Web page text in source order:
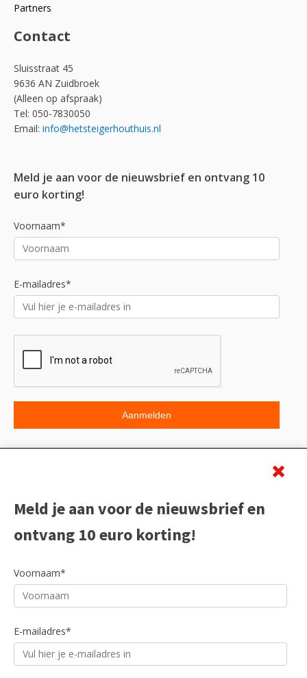
Partners
Contact
Sluisstraat 45
9636 AN Zuidbroek
(Alleen op afspraak)
Tel: 050-7830050
Email: info@hetsteigerhouthuis.nl
Meld je aan voor de nieuwsbrief en ontvang 10
euro korting!
Voornaam*
E-mailadres*
Meld je aan voor de nieuwsbrief en
ontvang 10 euro korting!
Voornaam*
E-mailadres*